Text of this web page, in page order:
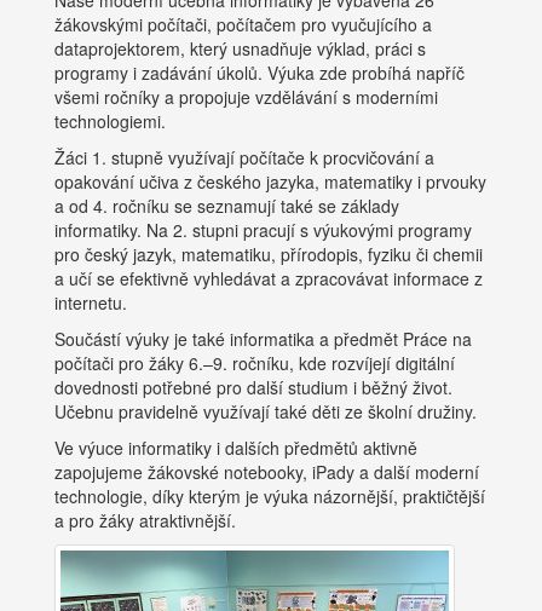
žákovskými počítači, počítačem pro vyučujícího a
dataprojektorem, který usnadňuje výklad, práci s
programy i zadávání úkolů. Výuka zde probíhá napříč
všemi ročníky a propojuje vzdělávání s moderními
technologiemi.
Žáci 1. stupně využívají počítače k procvičování a
opakování učiva z českého jazyka, matematiky i prvouky
a od 4. ročníku se seznamují také se základy
informatiky. Na 2. stupni pracují s výukovými programy
pro český jazyk, matematiku, přírodopis, fyziku či chemii
a učí se efektivně vyhledávat a zpracovávat informace z
internetu.
Součástí výuky je také informatika a předmět Práce na
počítači pro žáky 6.–9. ročníku, kde rozvíjejí digitální
dovednosti potřebné pro další studium i běžný život.
Učebnu pravidelně využívají také děti ze školní družiny.
Ve výuce informatiky i dalších předmětů aktivně
zapojujeme žákovské notebooky, iPady a další moderní
technologie, díky kterým je výuka názornější, praktičtější
a pro žáky atraktivnější.